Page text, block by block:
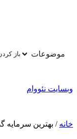
موضوعات باز
وبسایت نئووام
خانه / بهترین